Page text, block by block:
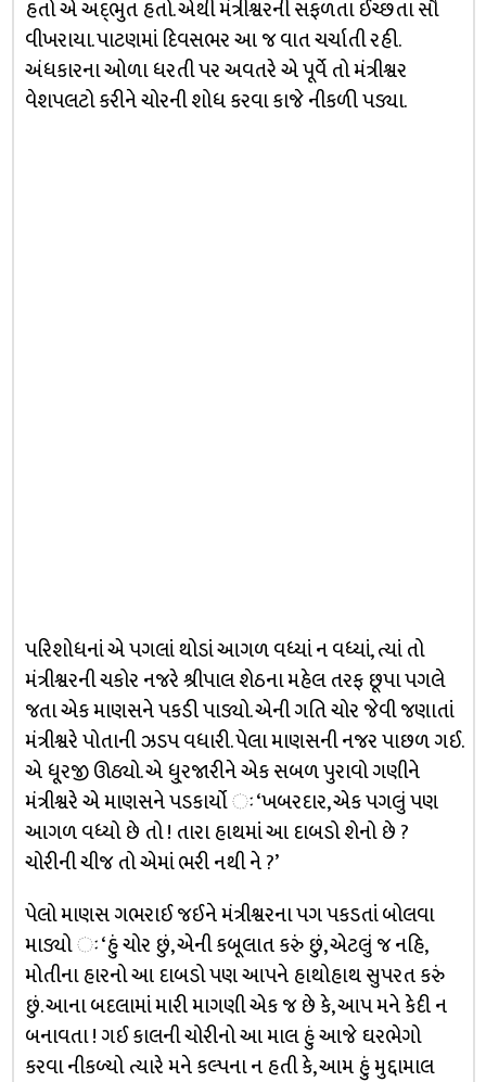
હતો એ અદ્‌ભુત હતો. એથી મંત્રીશ્વરની સફળતા ઈચ્છતા સૌ
વીખરાયા. પાટણમાં દિવસભર આ જ વાત ચર્ચાતી રહી.
અંધકારના ઓળા ધરતી પર અવતરે એ પૂર્વે તો મંત્રીશ્વર
વેશપલટો કરીને ચોરની શોધ કરવા કાજે નીકળી પડ્યા.
પરિશોધનાં એ પગલાં થોડાં આગળ વધ્યાં ન વધ્યાં, ત્યાં તો
મંત્રીશ્વરની ચકોર નજરે શ્રીપાલ શેઠના મહેલ તરફ છૂપા પગલે
જતા એક માણસને પકડી પાડ્યો. એની ગતિ ચોર જેવી જણાતાં
મંત્રીશ્વરે પોતાની ઝડપ વધારી. પેલા માણસની નજર પાછળ ગઈ.
એ ધૂ્રજી ઊઠ્યો. એ ધુ્રજારીને એક સબળ પુરાવો ગણીને
મંત્રીશ્વરે એ માણસને પડકાર્યો ઃ ‘ખબરદાર, એક પગલું પણ
આગળ વધ્યો છે તો ! તારા હાથમાં આ દાબડો શેનો છે ?
ચોરીની ચીજ તો એમાં ભરી નથી ને ?’
પેલો માણસ ગભરાઈ જઈને મંત્રીશ્વરના પગ પકડતાં બોલવા
માડ્યો ઃ ‘હું ચોર છું, એની કબૂલાત કરું છું, એટલું જ નહિ,
મોતીના હારનો આ દાબડો પણ આપને હાથોહાથ સુપરત કરું
છું. આના બદલામાં મારી માગણી એક જ છે કે, આપ મને કેદી ન
બનાવતા ! ગઈ કાલની ચોરીનો આ માલ હું આજે ઘરભેગો
કરવા નીકળ્યો ત્યારે મને કલ્પના ન હતી કે, આમ હું મુદ્દામાલ